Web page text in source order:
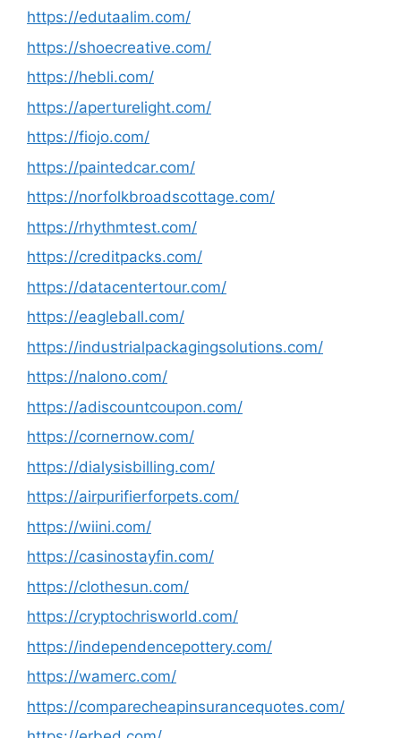
https://edutaalim.com/
https://shoecreative.com/
https://hebli.com/
https://aperturelight.com/
https://fiojo.com/
https://paintedcar.com/
https://norfolkbroadscottage.com/
https://rhythmtest.com/
https://creditpacks.com/
https://datacentertour.com/
https://eagleball.com/
https://industrialpackagingsolutions.com/
https://nalono.com/
https://adiscountcoupon.com/
https://cornernow.com/
https://dialysisbilling.com/
https://airpurifierforpets.com/
https://wiini.com/
https://casinostayfin.com/
https://clothesun.com/
https://cryptochrisworld.com/
https://independencepottery.com/
https://wamerc.com/
https://comparecheapinsurancequotes.com/